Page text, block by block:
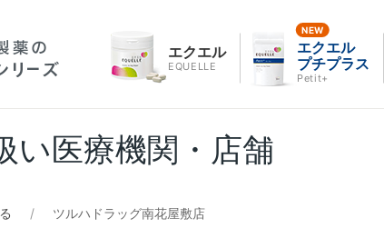
エクエル
EQUELLE
エクエル
プチプラス
Petit+
い医療機関・店舗
ツルハドラッグ南花屋敷店